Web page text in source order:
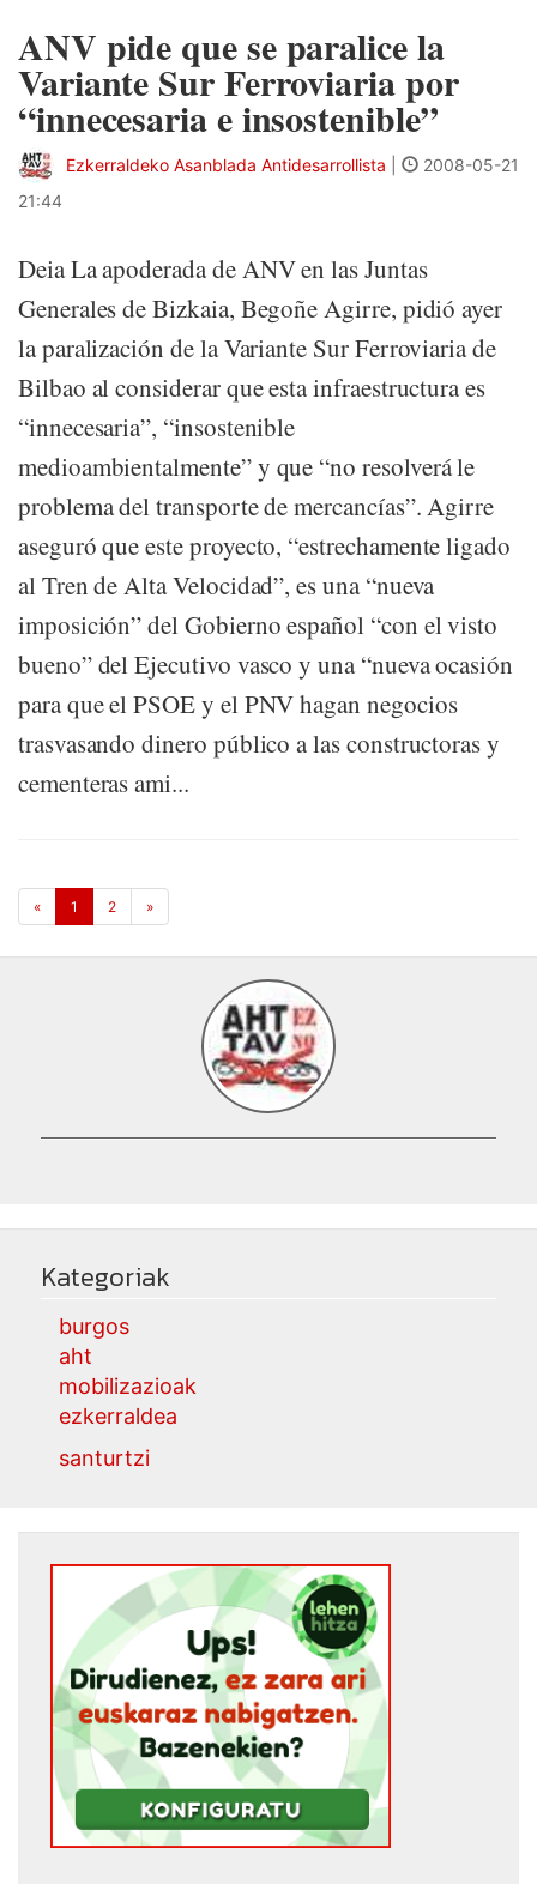
ANV pide que se paralice la
Variante Sur Ferroviaria por
“innecesaria e insostenible”
Ezkerraldeko Asanblada Antidesarrollista
2008-05-21
21:44
Deia La apoderada de ANV en las Juntas
Generales de Bizkaia, Begoñe Agirre, pidió ayer
la paralización de la Variante Sur Ferroviaria de
Bilbao al considerar que esta infraestructura es
“innecesaria”, “insostenible
medioambientalmente” y que “no resolverá le
problema del transporte de mercancías”. Agirre
aseguró que este proyecto, “estrechamente ligado
al Tren de Alta Velocidad”, es una “nueva
imposición” del Gobierno español “con el visto
bueno” del Ejecutivo vasco y una “nueva ocasión
para que el PSOE y el PNV hagan negocios
trasvasando dinero público a las constructoras y
cementeras ami...
« 1 2 »
Kategoriak
burgos
aht
mobilizazioak
ezkerraldea
santurtzi